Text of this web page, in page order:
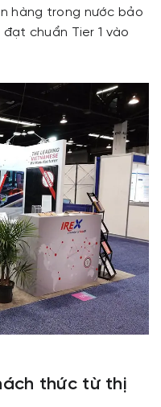
hàng trong nước bảo
chuẩn Tier 1 vào
thức từ thị